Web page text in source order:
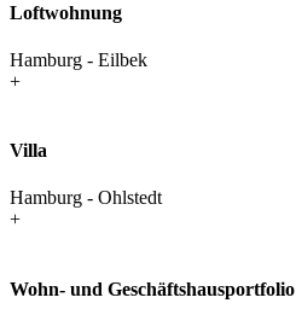
Loftwohnung
Hamburg - Eilbek
+
Villa
Hamburg - Ohlstedt
+
Wohn- und Geschäfts­haus­portfolio